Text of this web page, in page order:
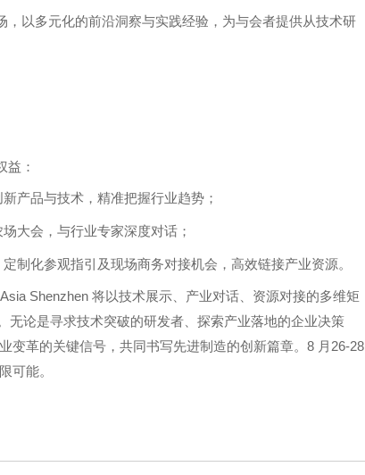
以多元化的前沿洞察与实践经验，为与会者提供从技术研
益：
产品与技术，精准把握行业趋势；
大会，与行业专家深度对话；
制化参观指引及现场商务对接机会，高效链接产业资源。
Shenzhen 将以技术展示、产业对话、资源对接的多维矩
无论是寻求技术突破的研发者、探索产业落地的企业决策
革的关键信号，共同书写先进制造的创新篇章。 8 月 26-28
可能。